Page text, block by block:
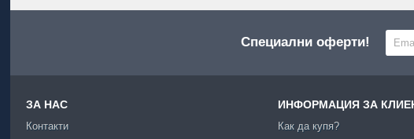
Специални оферти!
ЗА НАС
Контакти
ИНФОРМАЦИЯ ЗА
Как да купя?